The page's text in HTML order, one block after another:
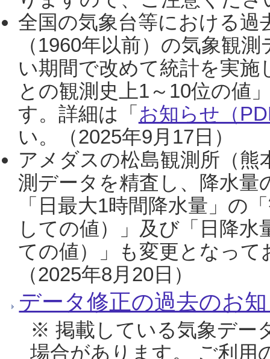
全国の気象台等における過
（1960年以前）の気象観
い期間で改めて統計を実
との観測史上1～10位の値
す。詳細は「 お知らせ（
い。（2025年9月17日）
アメダスの松島観測所（熊
測データを精査し、降水
「日最大1時間降水量」の
しての値）」及び「日降
ての値）」も変更となっ
（2025年8月20日）
データ修正の過去のお
※ 掲載している気象デー
場合があります。 ご利用